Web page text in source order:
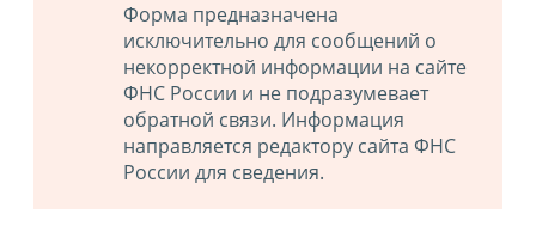
Форма предназначена
исключительно для сообщений о
некорректной информации на сайте
ФНС России и не подразумевает
обратной связи. Информация
направляется редактору сайта ФНС
России для сведения.